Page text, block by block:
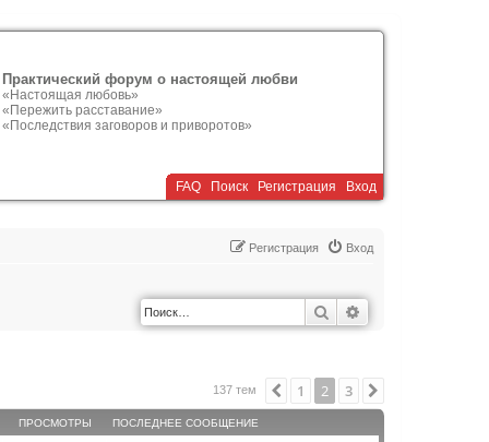
Практический форум о настоящей любви
«Настоящая любовь»
«Пережить расставание»
«Последствия заговоров и приворотов»
FAQ Поиск Регистрация Вход
Вход
Регистрация
Поиск
137 тем Пред.
1 2 3
ПРОСМОТРЫ ПОСЛЕДНЕЕ СООБЩЕНИЕ